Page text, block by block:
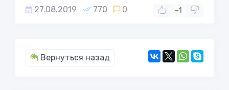
27.08.2019 770 0 -1
Вернуться назад